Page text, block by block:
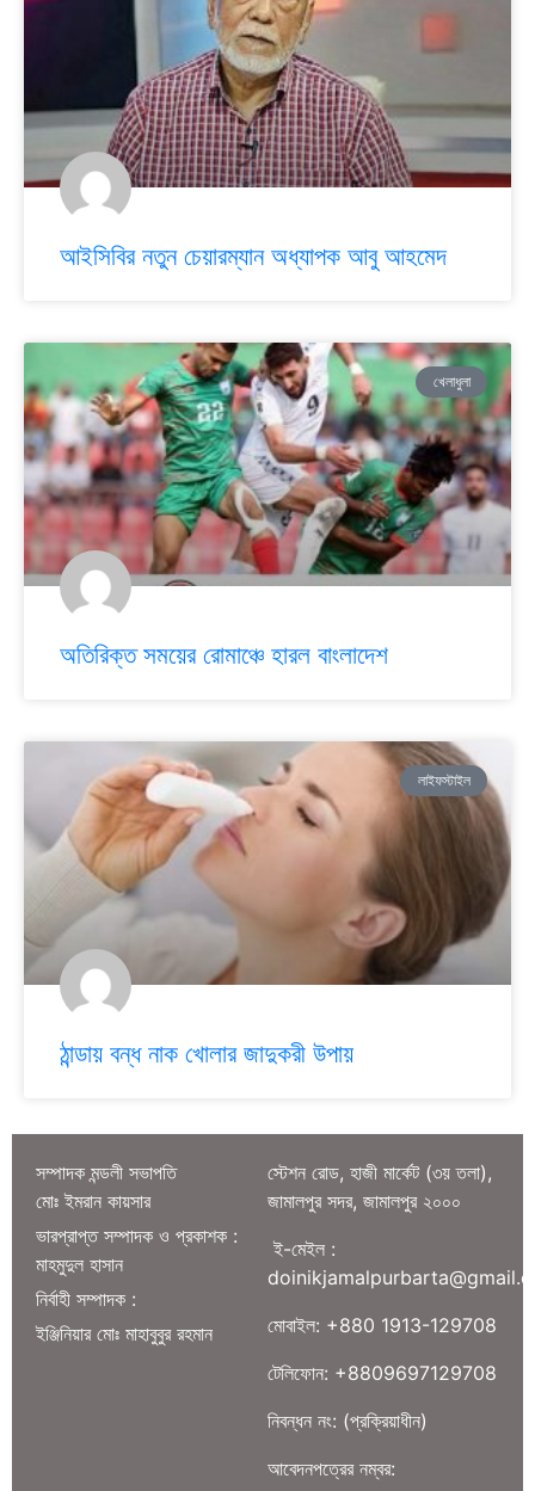
আইসিবির নতুন চেয়ারম্যান অধ্যাপক আবু আহমেদ
খেলাধুলা
অতিরিক্ত সময়ের রোমাঞ্চে হারল বাংলাদেশ
লাইফস্টাইল
ঠান্ডায় বন্ধ নাক খোলার জাদুকরী উপায়
সম্পাদক মন্ডলী সভাপতি
মোঃ ইমরান কায়সার
ভারপ্রাপ্ত সম্পাদক ও প্রকাশক :
মাহমুদুল হাসান
নির্বাহী সম্পাদক :
ইঞ্জিনিয়ার মোঃ মাহাবুবুর রহমান
স্টেশন রোড, হাজী মার্কেট (৩য় তলা),
জামালপুর সদর, জামালপুর ২০০০
ই-মেইল :
মোবাইল: +880 1913-129708
টেলিফোন: +8809697129708
নিবন্ধন নং: (প্রক্রিয়াধীন)
আবেদনপত্রের নম্বর: